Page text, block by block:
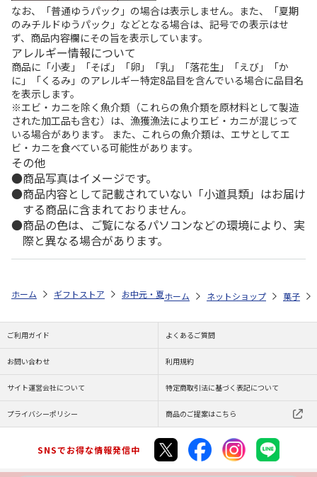
なお、「普通ゆうパック」の場合は表示しません。また、「夏期
のみチルドゆうパック」などとなる場合は、記号での表示はせ
ず、商品内容欄にその旨を表示しています。
アレルギー情報について
商品に「小麦」「そば」「卵」「乳」「落花生」「えび」「か
に」「くるみ」のアレルギー特定8品目を含んでいる場合に品目名
を表示します。
※エビ・カニを除く魚介類（これらの魚介類を原材料として製造
された加工品も含む）は、漁獲漁法によりエビ・カニが混じって
いる場合があります。 また、これらの魚介類は、エサとしてエ
ビ・カニを食べている可能性があります。
その他
商品写真はイメージです。
商品内容として記載されていない「小道具類」はお届け
する商品に含まれておりません。
商品の色は、ご覧になるパソコンなどの環境により、実
際と異なる場合があります。
ホーム ギフトストア お中元・夏ギフト特集 2026 ゆうゆうギフト
ホーム ネットショップ 菓子
ご利用ガイド よくあるご質問
お問い合わせ 利用規約
サイト運営会社について 特定商取引法に基づく表記について
プライバシーポリシー 商品のご提案はこちら
SNSでお得な情報発信中